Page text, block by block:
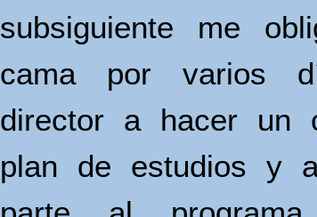
subsiguiente me
cama por varios
director a hacer un
plan de estudios y